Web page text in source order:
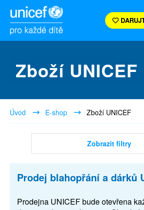
Zboží UNICEF
Úvod E-shop Zboží UNICEF
Zobrazit filtry
Prodej blahopřání a dárků
Prodejna UNICEF bude otevřena